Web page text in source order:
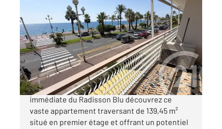
139,45 m
, 3 pièces
Ref : 632
Appartement F3 à vendre
780 000 €
NICE - PROMENADE DES ANGLAIS : à proximité
immédiate du Radisson Blu découvrez ce
vaste appartement traversant de 139,45 m²
situé en premier étage et offrant un potentiel